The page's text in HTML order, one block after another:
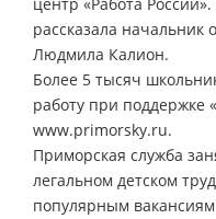
рассказала начальник
Людмила Калион.
Более 5 тысяч
работу при поддержке
www.primorsky.ru.
Приморская служба
легальном детском
популярным